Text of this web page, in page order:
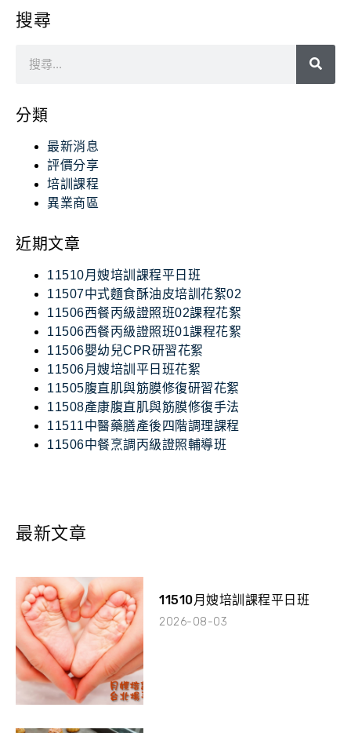
搜尋
分類
最新消息
評價分享
培訓課程
異業商區
近期文章
11510月嫂培訓課程平日班
11507中式麵食酥油皮培訓花絮02
11506西餐丙級證照班02課程花絮
11506西餐丙級證照班01課程花絮
11506嬰幼兒CPR研習花絮
11506月嫂培訓平日班花絮
11505腹直肌與筋膜修復研習花絮
11508產康腹直肌與筋膜修復手法
11511中醫藥膳產後四階調理課程
11506中餐烹調丙級證照輔導班
最新文章
11510月嫂培訓課程平日班
2026-08-03